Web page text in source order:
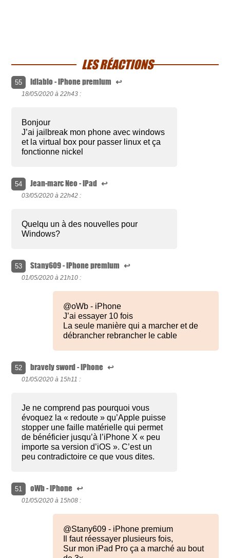
LES RÉACTIONS
55 ldiablo - iPhone premium ↩
18/05/2020 à 22h43 :
Bonjour
J’ai jailbreak mon phone avec windows
et la virtual box pour passer linux et ça
fonctionne nickel
54 Jean-marc Neo - iPad ↩
03/05/2020 à 22h42 :
Quelqu un à des nouvelles pour
Windows?
53 Stany609 - iPhone premium ↩
01/05/2020 à 21h10 :
@oWb - iPhone
J’ai essayer 10 fois
La seule manière qui a marcher et de
débrancher rebrancher le cable
52 bravely sword - iPhone ↩
01/05/2020 à 15h11 :
Je ne comprend pas pourquoi vous
évoquez la « redoute » qu’Apple puisse
stopper une faille matérielle qui permet
de bénéficier jusqu’à l’iPhone X « peu
importe sa version d’iOS ». C’est un
peu contradictoire ce que vous dites.
51 oWb - iPhone ↩
01/05/2020 à 15h08 :
@Stany609 - iPhone premium
Il faut réessayer plusieurs fois,
Sur mon iPad Pro ça a marché au bout